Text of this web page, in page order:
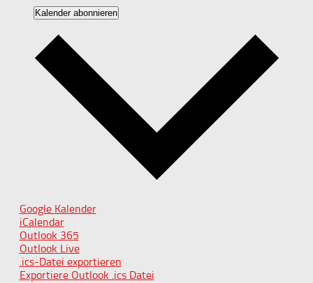
Kalender abonnieren
Google Kalender
iCalendar
Outlook 365
Outlook Live
.ics-Datei exportieren
Exportiere Outlook .ics Datei